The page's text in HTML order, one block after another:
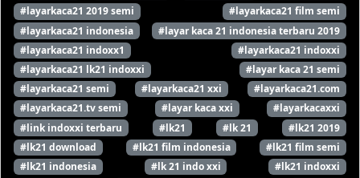
#layarkaca21 2019 semi
#layarkaca21 film semi
#layarkaca21 indonesia
#layar kaca 21 indonesia terbaru 2019
#layarkaca21 indoxx1
#layarkaca21 indoxxi
#layarkaca21 lk21 indoxxi
#layar kaca 21 semi
#layarkaca21 semi
#layarkaca21 xxi
#layarkaca21.com
#layarkaca21.tv semi
#layar kaca xxi
#layarkacaxxi
#link indoxxi terbaru
#lk21 #lk 21
#lk21 2019
#lk21 download
#lk21 film indonesia
#lk21 film semi
#lk21 indonesia
#lk 21 indo xxi
#lk21 indoxxi